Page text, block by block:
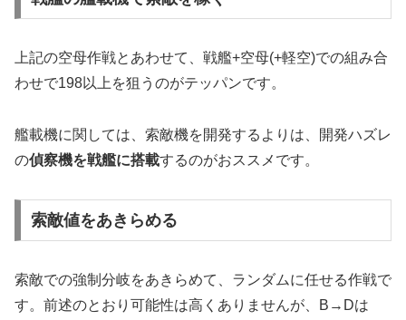
上記の空母作戦とあわせて、戦艦+空母(+軽空)での組み合
わせで198以上を狙うのがテッパンです。
艦載機に関しては、索敵機を開発するよりは、開発ハズレ
の偵察機を戦艦に搭載するのがおススメです。
索敵値をあきらめる
索敵での強制分岐をあきらめて、ランダムに任せる作戦で
す。前述のとおり可能性は高くありませんが、B→Dは